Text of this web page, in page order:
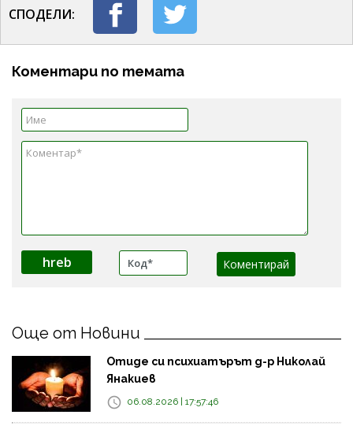
СПОДЕЛИ:
Коментари по темата
hreb
Още от Новини
Отиде си психиатърът д-р Николай
Янакиев
06.08.2026 | 17:57:46